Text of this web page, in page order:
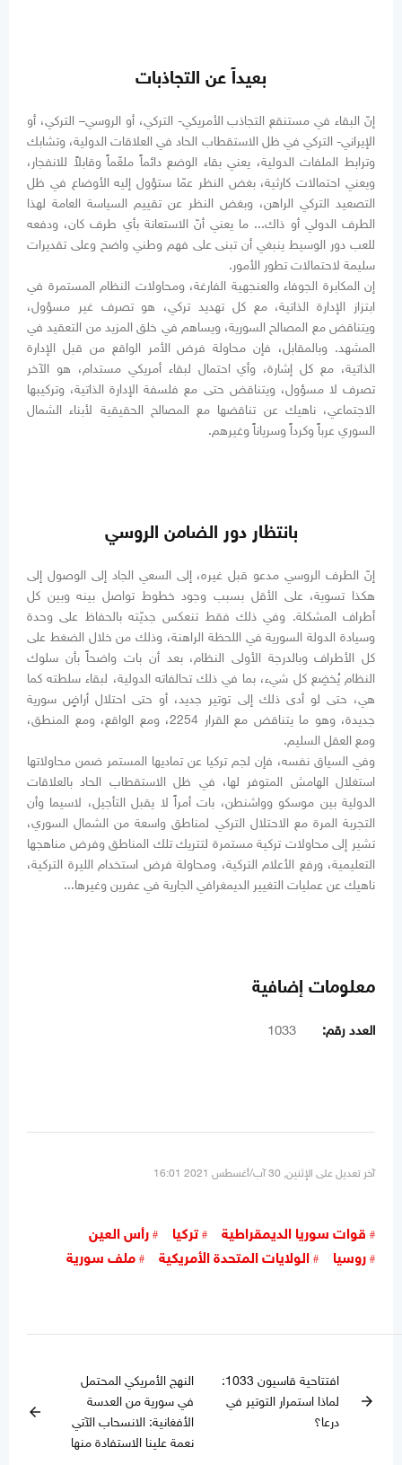
بعيداً عن التجاذبات
إنّ البقاء في مستنقع التجاذب الأمريكي- التركي، أو الروسي– التركي، أو
الإيراني- التركي في ظل الاستقطاب الحاد في العلاقات الدولية، وتشابك
وترابط الملفات الدولية، يعني بقاء الوضع دائماً ملغّماً وقابلاً للانفجار،
ويعني احتمالات كارثية، بغض النظر عمّا ستؤول إليه الأوضاع في ظل
التصعيد التركي الراهن، وبغض النظر عن تقييم السياسة العامة لهذا
الطرف الدولي أو ذاك... ما يعني أنّ الاستعانة بأي طرف كان، ودفعه
للعب دور الوسيط ينبغي أن تبنى على فهم وطني واضح وعلى تقديرات
سليمة لاحتمالات تطور الأمور.
إن المكابرة الجوفاء والعنجهية الفارغة، ومحاولات النظام المستمرة في
ابتزاز الإدارة الذاتية، مع كل تهديد تركي، هو تصرف غير مسؤول،
ويتناقض مع المصالح السورية، ويساهم في خلق المزيد من التعقيد في
المشهد. وبالمقابل، فإن محاولة فرض الأمر الواقع من قبل الإدارة
الذاتية، مع كل إشارة، وأي احتمال لبقاء أمريكي مستدام، هو الآخر
تصرف لا مسؤول، ويتناقض حتى مع فلسفة الإدارة الذاتية، وتركيبها
الاجتماعي، ناهيك عن تناقضها مع المصالح الحقيقية لأبناء الشمال
السوري عرباً وكرداً وسرياناً وغيرهم.
بانتظار دور الضامن الروسي
إنّ الطرف الروسي مدعو قبل غيره، إلى السعي الجاد إلى الوصول إلى
هكذا تسوية، على الأقل بسبب وجود خطوط تواصل بينه وبين كل
أطراف المشكلة. وفي ذلك فقط تنعكس جديّته بالحفاظ على وحدة
وسيادة الدولة السورية في اللحظة الراهنة، وذلك من خلال الضغط على
كل الأطراف وبالدرجة الأولى النظام، بعد أن بات واضحاً بأن سلوك
النظام يُخضِع كل شيء، بما في ذلك تحالفاته الدولية، لبقاء سلطته كما
هي، حتى لو أدى ذلك إلى توتير جديد، أو حتى احتلال أراضٍ سورية
جديدة، وهو ما يتناقض مع القرار 2254، ومع الواقع، ومع المنطق،
ومع العقل السليم.
وفي السياق نفسه، فإن لجم تركيا عن تماديها المستمر ضمن محاولاتها
استغلال الهامش المتوفر لها، في ظل الاستقطاب الحاد بالعلاقات
الدولية بين موسكو وواشنطن، بات أمراً لا يقبل التأجيل، لاسيما وأن
التجربة المرة مع الاحتلال التركي لمناطق واسعة من الشمال السوري،
تشير إلى محاولات تركية مستمرة لتتريك تلك المناطق وفرض مناهجها
التعليمية، ورفع الأعلام التركية، ومحاولة فرض استخدام الليرة التركية،
ناهيك عن عمليات التغيير الديمغرافي الجارية في عفرين وغيرها...
معلومات إضافية
العدد رقم: 1033
آخر تعديل على الإثنين, 30 آب/أغسطس 2021 16:01
قوات سوريا الديمقراطية تركيا
رأس العين
روسيا
الولايات المتحدة الأمريكية ملف سورية
arrow_forward
افتتاحية قاسيون 1033:
لماذا استمرار التوتير في
درعا؟
النهج الأمريكي المحتمل
في سورية من العدسة
الأفغانية: الانسحاب الآتي
نعمة علينا الاستفادة منها
arrow_back